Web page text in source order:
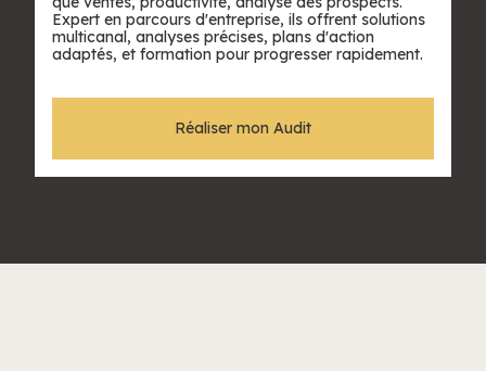
Expert en parcours d'entreprise, ils offrent solutions
multicanal, analyses précises, plans d'action
adaptés, et formation pour progresser rapidement.
Réaliser mon Audit